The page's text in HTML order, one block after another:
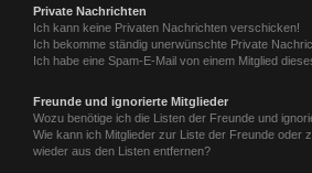
Private Nachrichten
Ich kann keine Privaten Nachrichten verschicken!
Ich bekomme ständig unerwünschte Private
Ich habe eine Spam-E-Mail von einem Mitglied
Freunde und ignorierte Mitglieder
Wozu benötige ich die Listen der Freunde und
Wie kann ich Mitglieder zur Liste der Freunde oder
wieder aus den Listen entfernen?